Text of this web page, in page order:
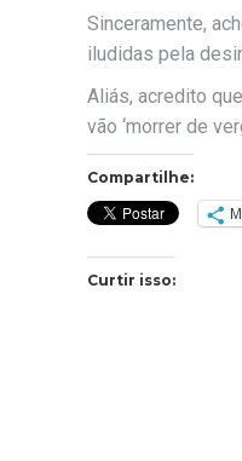
Sinceramente,
iludidas pela
Aliás, acredito
vão ‘morrer de
Compartilhe:
Curtir isso: